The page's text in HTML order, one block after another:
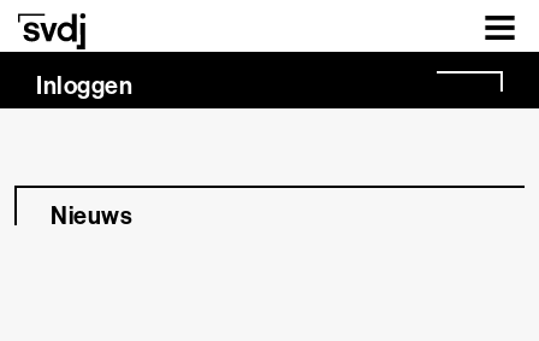
Naar hoofdinhoud
Inloggen
Nieuws